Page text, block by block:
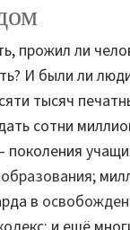
прожил ли
И были ли
тысяч
сотни
;
в